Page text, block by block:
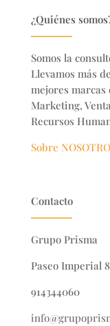
¿Quiénes
Somos la
Llevamos más
mejores marcas
Marketing,
Recursos
Sobre
Contacto
Grupo Prisma
Paseo Imperial
914344060